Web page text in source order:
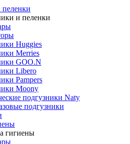
и пеленки
Huggies
Merries
GOO.N
Libero
Pampers
Moony
подгузники Naty
подгузники
гигиены